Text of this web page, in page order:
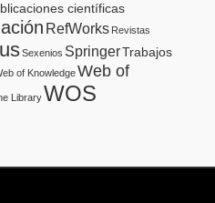
científicas
RefWorks Revistas
Sexenios SpringerTrabajos
of KnowledgeWeb of
LibraryWOS